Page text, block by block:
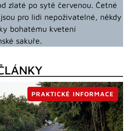
zlaté po sytě červenou. Četné
pro lidi nepoživatelné, někdy
bohatému kvetení
sakuře.
PRAKTICKÉ INFORMACE